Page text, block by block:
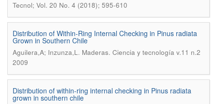
Tecnol; Vol. 20 No. 4 (2018); 595-610
Distribution of Within-Ring Internal Checking in Pinus radiata
Grown in Southern Chile
Aguilera,A; Inzunza,L. Maderas. Ciencia y tecnología v.11 n.2
2009
Distribution of within-ring internal checking in Pinus radiata
grown in southern chile